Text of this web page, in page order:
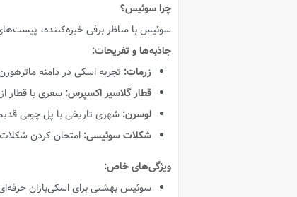
چرا سوئیس؟
سوئیس با مناظر برفی خیره‌کننده،
جاذبه‌ها و تفریحات:
زرمات: تجربه اسکی در دامنه
قطار گلاسیر اکسپرس: سفری با قطار
لوسرن: شهری تاریخی با پل چوبی
شکلات سوئیسی: امتحان کردن
ویژگی‌های خاص:
سوئیس بهشتی برای اسکی‌بازان